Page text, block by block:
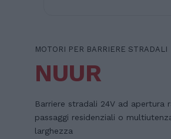
MOTORI PER BARRIERE STRADALI
NUUR
Barriere stradali 24V ad apertura
passaggi residenziali o
larghezza